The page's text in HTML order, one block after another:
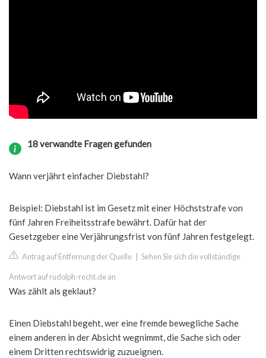
18 verwandte Fragen gefunden
Wann verjährt einfacher Diebstahl?
Beispiel: Diebstahl ist im Gesetz mit einer Höchststrafe von
fünf Jahren Freiheitsstrafe bewährt. Dafür hat der
Gesetzgeber eine Verjährungsfrist von fünf Jahren festgelegt.
Antrag auf Entfernung der Quelle Sehen Sie sich die vollständige
Antwort auf rudolph-recht.de an
Was zählt als geklaut?
Einen Diebstahl begeht, wer eine fremde bewegliche Sache
einem anderen in der Absicht wegnimmt, die Sache sich oder
einem Dritten rechtswidrig zuzueignen.